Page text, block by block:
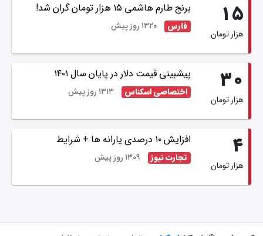
۱۵
هزار تومان
برنج طارم هاشمی ۱۵ هزار تومان گران شد!
فارس ۱۳۲۰ روز پیش
۳۰
هزار تومان
پیشبینی قیمت دلار در پایان سال ۱۴۰۱
اختصاصی اسکناس ۱۳۱۳ روز پیش
۴
هزار تومان
افزایش ۱۰ درصدی یارانه ها + شرایط
تجارت نیوز ۱۳۰۹ روز پیش